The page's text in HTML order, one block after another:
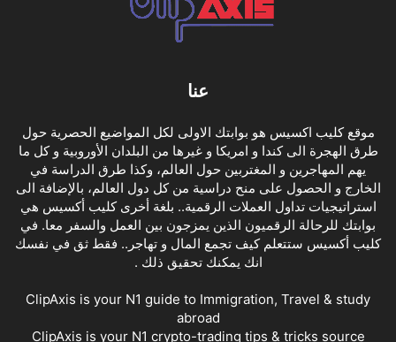
عنا
موقع كليب اكسيس هو بوابتك الاولى لكل المواضيع الحصرية حول
طرق الهجرة الى كندا و امريكا و غيرها من البلدان الأوروبية و كل ما
يهم المهاجرين و المغتربين حول العالم، وكذا طرق الدراسة في
الخارج و الحصول على منح دراسية من كل دول العالم، بالإضافة الى
استراتيجيات تداول العملات الرقمية.. بلغة أخرى كليب أكسيس هي
بوابتك للرحالة الرقميون الذين يمزجون بين العمل والسفر معا. في
كليب أكسيس ستتعلم كيف تجمع المال و تهاجر.. فقط ثق في نفسك
انك يمكنك تحقيق ذلك .
ClipAxis is your N1 guide to Immigration, Travel & study
abroad
ClipAxis is your N1 crypto-trading tips & tricks source